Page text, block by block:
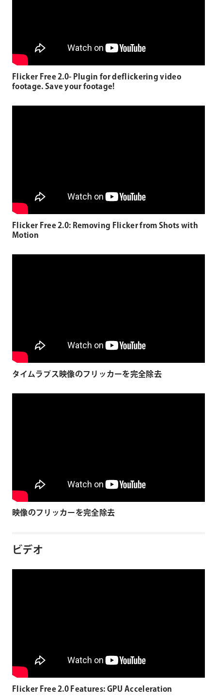
Flicker Free 2.0- Plugin for deflickering video
footage. Save your footage!
Flicker Free 2.0: Removing Flicker from Shots with
Motion
タイムラプス映像のフリッカーを完全除去
映像のフリッカーを完全除去
ビデオ
Flicker Free 2.0 Features: GPU Acceleration